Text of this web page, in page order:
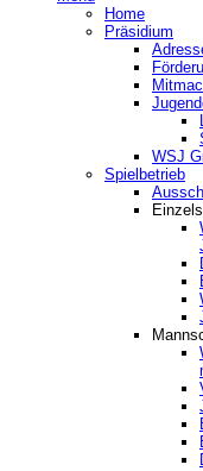
Home
Präsidium
WSJ
Spielbetrieb